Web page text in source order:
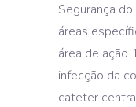
Segurança
áreas
área de ação
infecção da
cateter